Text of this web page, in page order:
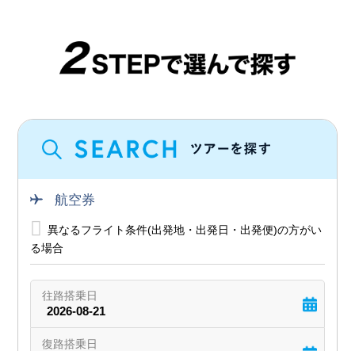
航空券
異なるフライト条件(出発地・出発日・出発便)の方がい
る場合